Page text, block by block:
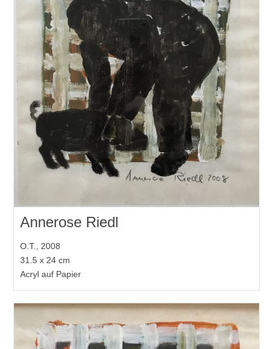
Annerose Riedl
O.T., 2008
31.5 x 24 cm
Acryl auf Papier